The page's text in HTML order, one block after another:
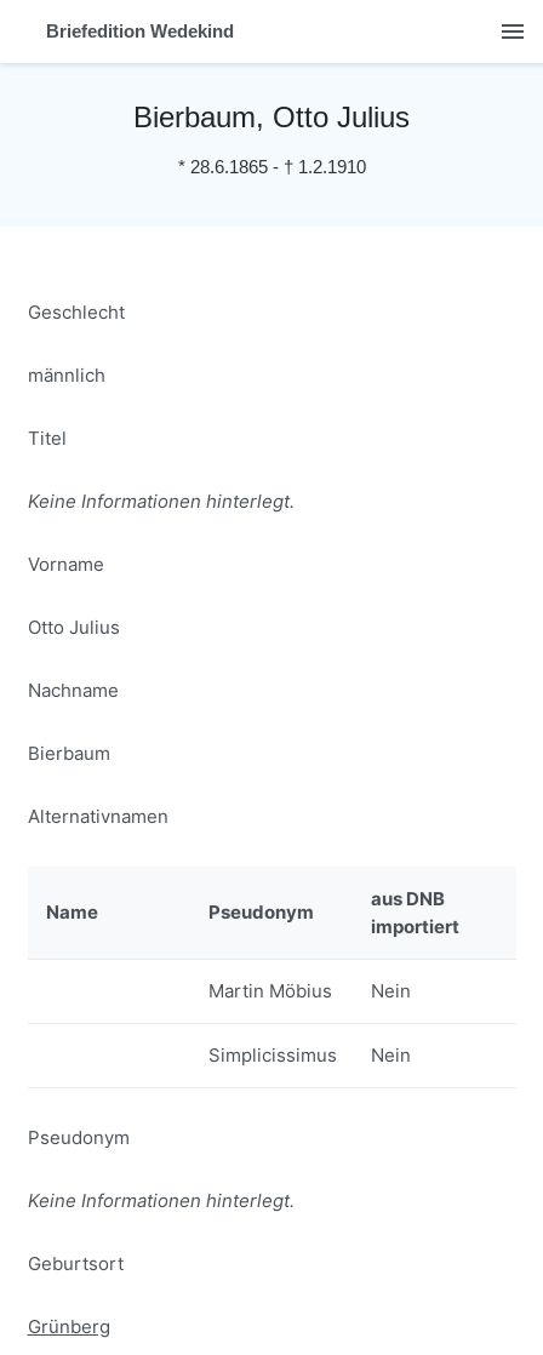
Briefedition Wedekind menu
Bierbaum, Otto Julius
* 28.6.1865- † 1.2.1910
Geschlecht
männlich
Titel
Keine Informationen hinterlegt.
Vorname
Otto Julius
Nachname
Bierbaum
Alternativnamen
Name Pseudonym
aus DNB
importiert
Martin Möbius Nein
Simplicissimus Nein
Pseudonym
Keine Informationen hinterlegt.
Geburtsort
Grünberg